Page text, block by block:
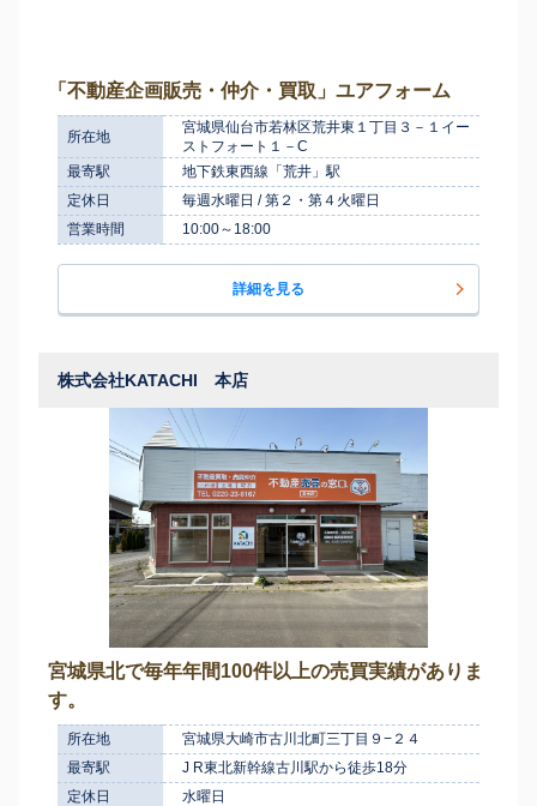
「不動産企画販売・仲介・買取」ユアフォーム
所在地
宮城県仙台市若林区荒井東１丁目３－１イー
ストフォート１－C
最寄駅
地下鉄東西線「荒井」駅
定休日
毎週水曜日 / 第２・第４火曜日
営業時間
10:00～18:00
詳細を見る
株式会社KATACHI 本店
宮城県北で毎年年間100件以上の売買実績がありま
す。
所在地
宮城県大崎市古川北町三丁目９−２４
最寄駅
J R東北新幹線古川駅から徒歩18分
定休日
水曜日